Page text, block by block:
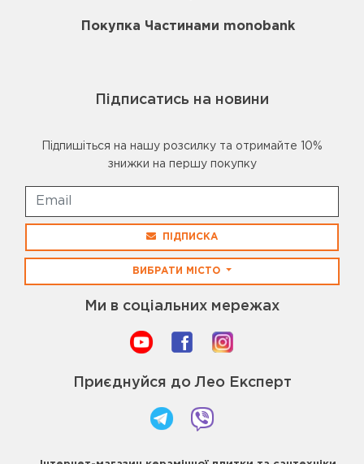
Покупка Частинами monobank
Підписатись на новини
Підпишіться на нашу розсилку та отримайте 10%
знижки на першу покупку
ПІДПИСКА
ВИБРАТИ МІСТО
Ми в соціальних мережах
Приєднуйся до Лео Експерт